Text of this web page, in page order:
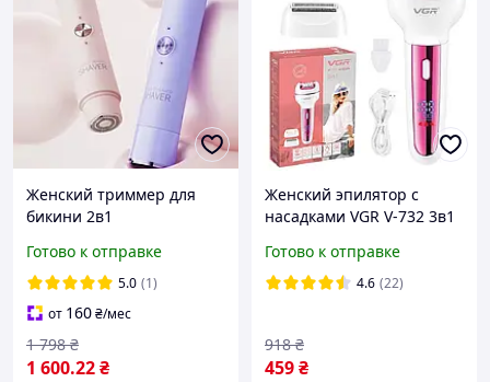
Женский триммер для
бикини 2в1
водонепроницаемый,
аккумулятор 400 мАч, с
индикатором заряда,
электробритва для тела
Готово к отправке
5.0 (1)
от 160₴/мес
1 600.22₴
1 798 ₴
Женский эпилятор с
насадками VGR V-732 3в1
2026
Готово к отправке
4.6 (22)
459₴
918 ₴